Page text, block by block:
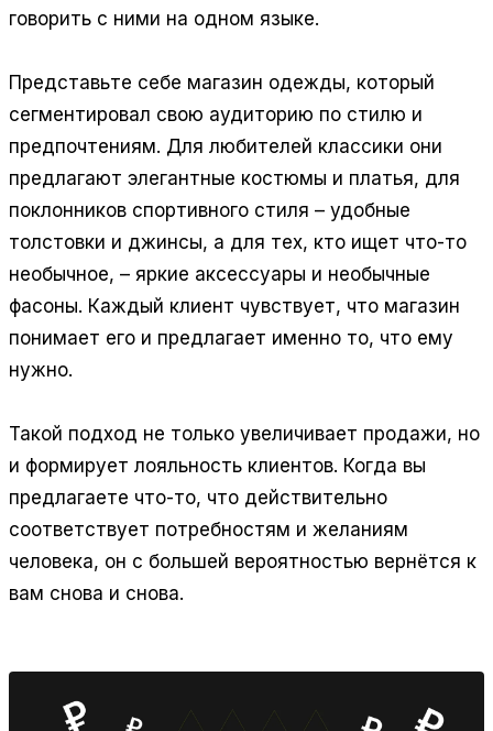
говорить с ними на одном языке.
Представьте себе магазин одежды, который
сегментировал свою аудиторию по стилю и
предпочтениям. Для любителей классики они
предлагают элегантные костюмы и платья, для
поклонников спортивного стиля – удобные
толстовки и джинсы, а для тех, кто ищет что-то
необычное, – яркие аксессуары и необычные
фасоны. Каждый клиент чувствует, что магазин
понимает его и предлагает именно то, что ему
нужно.
Такой подход не только увеличивает продажи, но
и формирует лояльность клиентов. Когда вы
предлагаете что-то, что действительно
соответствует потребностям и желаниям
человека, он с большей вероятностью вернётся к
вам снова и снова.